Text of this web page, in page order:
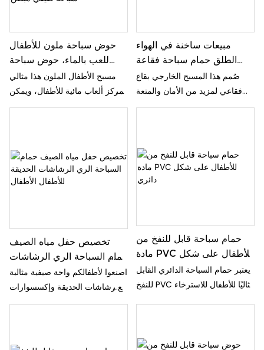
حوض سباحة ملون للأطفال
للعب بالماء، حوض سباحة
قابل للنفخ في الحديقة، حوض
سباحة عالي الجودة بثلاث
مسبح الأطفال الملون هذا مثالي
لمركز ألعاب مائية للأطفال، ويمكن
استخدامه أيضًا كحوض كرات قابل
من الثبات، مما يجعله مسبحًا صيفيًا
مثاليًا لقضاء ساعات من المرح
مبيعات ساخنة في الهواء
الطلق حمام سباحة فقاعة
أسفل حمام سباحة للأطفال
حديقة حفلة أطفال آمنة طبقة
صُمم هذا المسبح الخارجي بقاع
فقاعي لمزيد من الأمان والمتعة
للأطفال أثناء حفلات المسبح
تخصيص حفل مياه الصيف
حمام السباحة الري الرشاشات
الحديقة للأطفال الأطفال
اصنعوا لأطفالكم واحة صيفية مثالية
مع رشاشات الحديقة وإكسسوارات
حمامات السباحة المصممة خصيصًا.
حمام سباحة قابل للنفخ من
مادة PVC للأطفال على شكل
دائري
يعتبر حمام السباحة الدائري القابل
للنفخ PVC مثاليًا للأطفال للاسترخاء
السباحة المخصص للأطفال هذا